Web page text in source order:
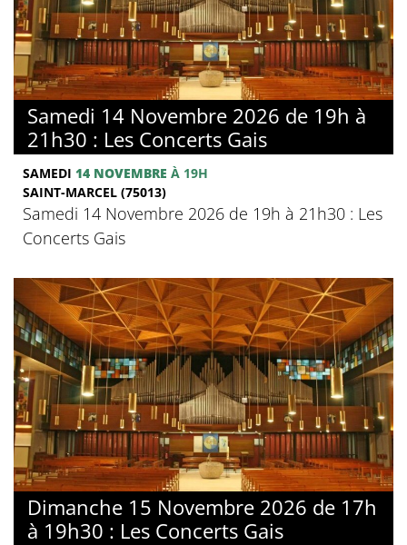
Samedi 14 Novembre 2026 de 19h à
21h30 : Les Concerts Gais
SAMEDI 14 NOVEMBRE À 19H
SAINT-MARCEL (75013)
Samedi 14 Novembre 2026 de 19h à 21h30 : Les
Concerts Gais
Dimanche 15 Novembre 2026 de 17h
à 19h30 : Les Concerts Gais